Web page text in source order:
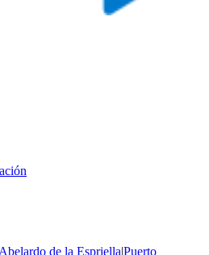
de la Espriella|Puerto